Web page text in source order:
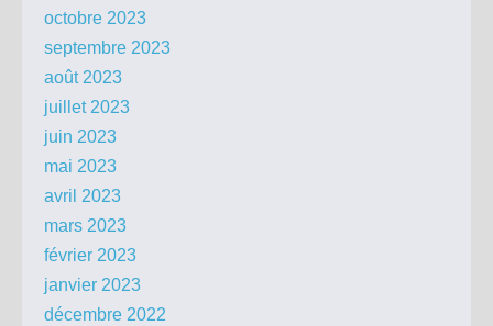
octobre 2023
septembre 2023
août 2023
juillet 2023
juin 2023
mai 2023
avril 2023
mars 2023
février 2023
janvier 2023
décembre 2022